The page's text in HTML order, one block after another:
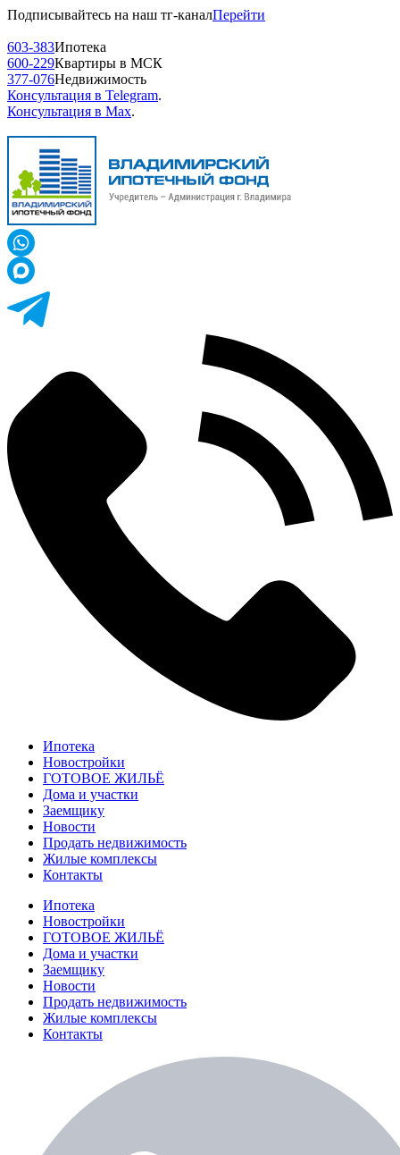
Подписывайтесь на наш тг-каналПерейти
603-383Ипотека
600-229Квартиры в МСК
377-076Недвижимость
Консультация в Telegram.
Консультация в Max.
Ипотека
Новостройки
ГОТОВОЕ ЖИЛЬЁ
Дома и участки
Заемщику
Новости
Продать недвижимость
Жилые комплексы
Контакты
Ипотека
Новостройки
ГОТОВОЕ ЖИЛЬЁ
Дома и участки
Заемщику
Новости
Продать недвижимость
Жилые комплексы
Контакты